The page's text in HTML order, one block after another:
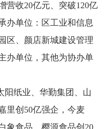
营收20亿元、突破120亿
办单位：区工业和信息
区、颜店新城建设管理
办单位，其他为协办单
阳纸业、华勤集团、山
里创50亿强企，今麦
象食品、樱源食品创20